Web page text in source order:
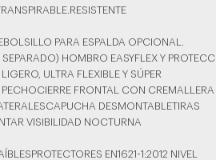
PARA ESPALDA OPCIONAL.
SEPARADO) HOMBRO EASYFLEX Y
ULTRA FLEXIBLE Y SÚPER
FRONTAL CON CREMALLERA
DESMONTABLETIRAS
VISIBILIDAD NOCTURNA
EN1621-1:2012 NIVEL